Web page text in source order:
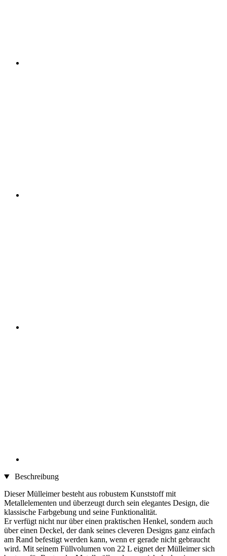
Beschreibung
Dieser Mülleimer besteht aus robustem Kunststoff mit
Metallelementen und überzeugt durch sein elegantes Design, die
klassische Farbgebung und seine Funktionalität.
Er verfügt nicht nur über einen praktischen Henkel, sondern auch
über einen Deckel, der dank seines cleveren Designs ganz einfach
am Rand befestigt werden kann, wenn er gerade nicht gebraucht
wird. Mit seinem Füllvolumen von 22 L eignet der Mülleimer sich